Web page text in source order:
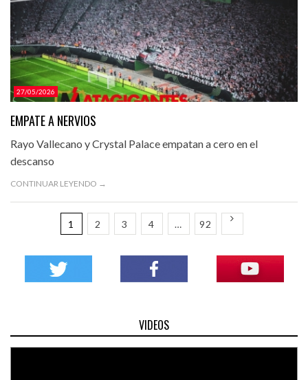
27/05/2026
EMPATE A NERVIOS
Rayo Vallecano y Crystal Palace empatan a cero en el
descanso
CONTINUAR LEYENDO →
1 2 3 4 … 92
VIDEOS